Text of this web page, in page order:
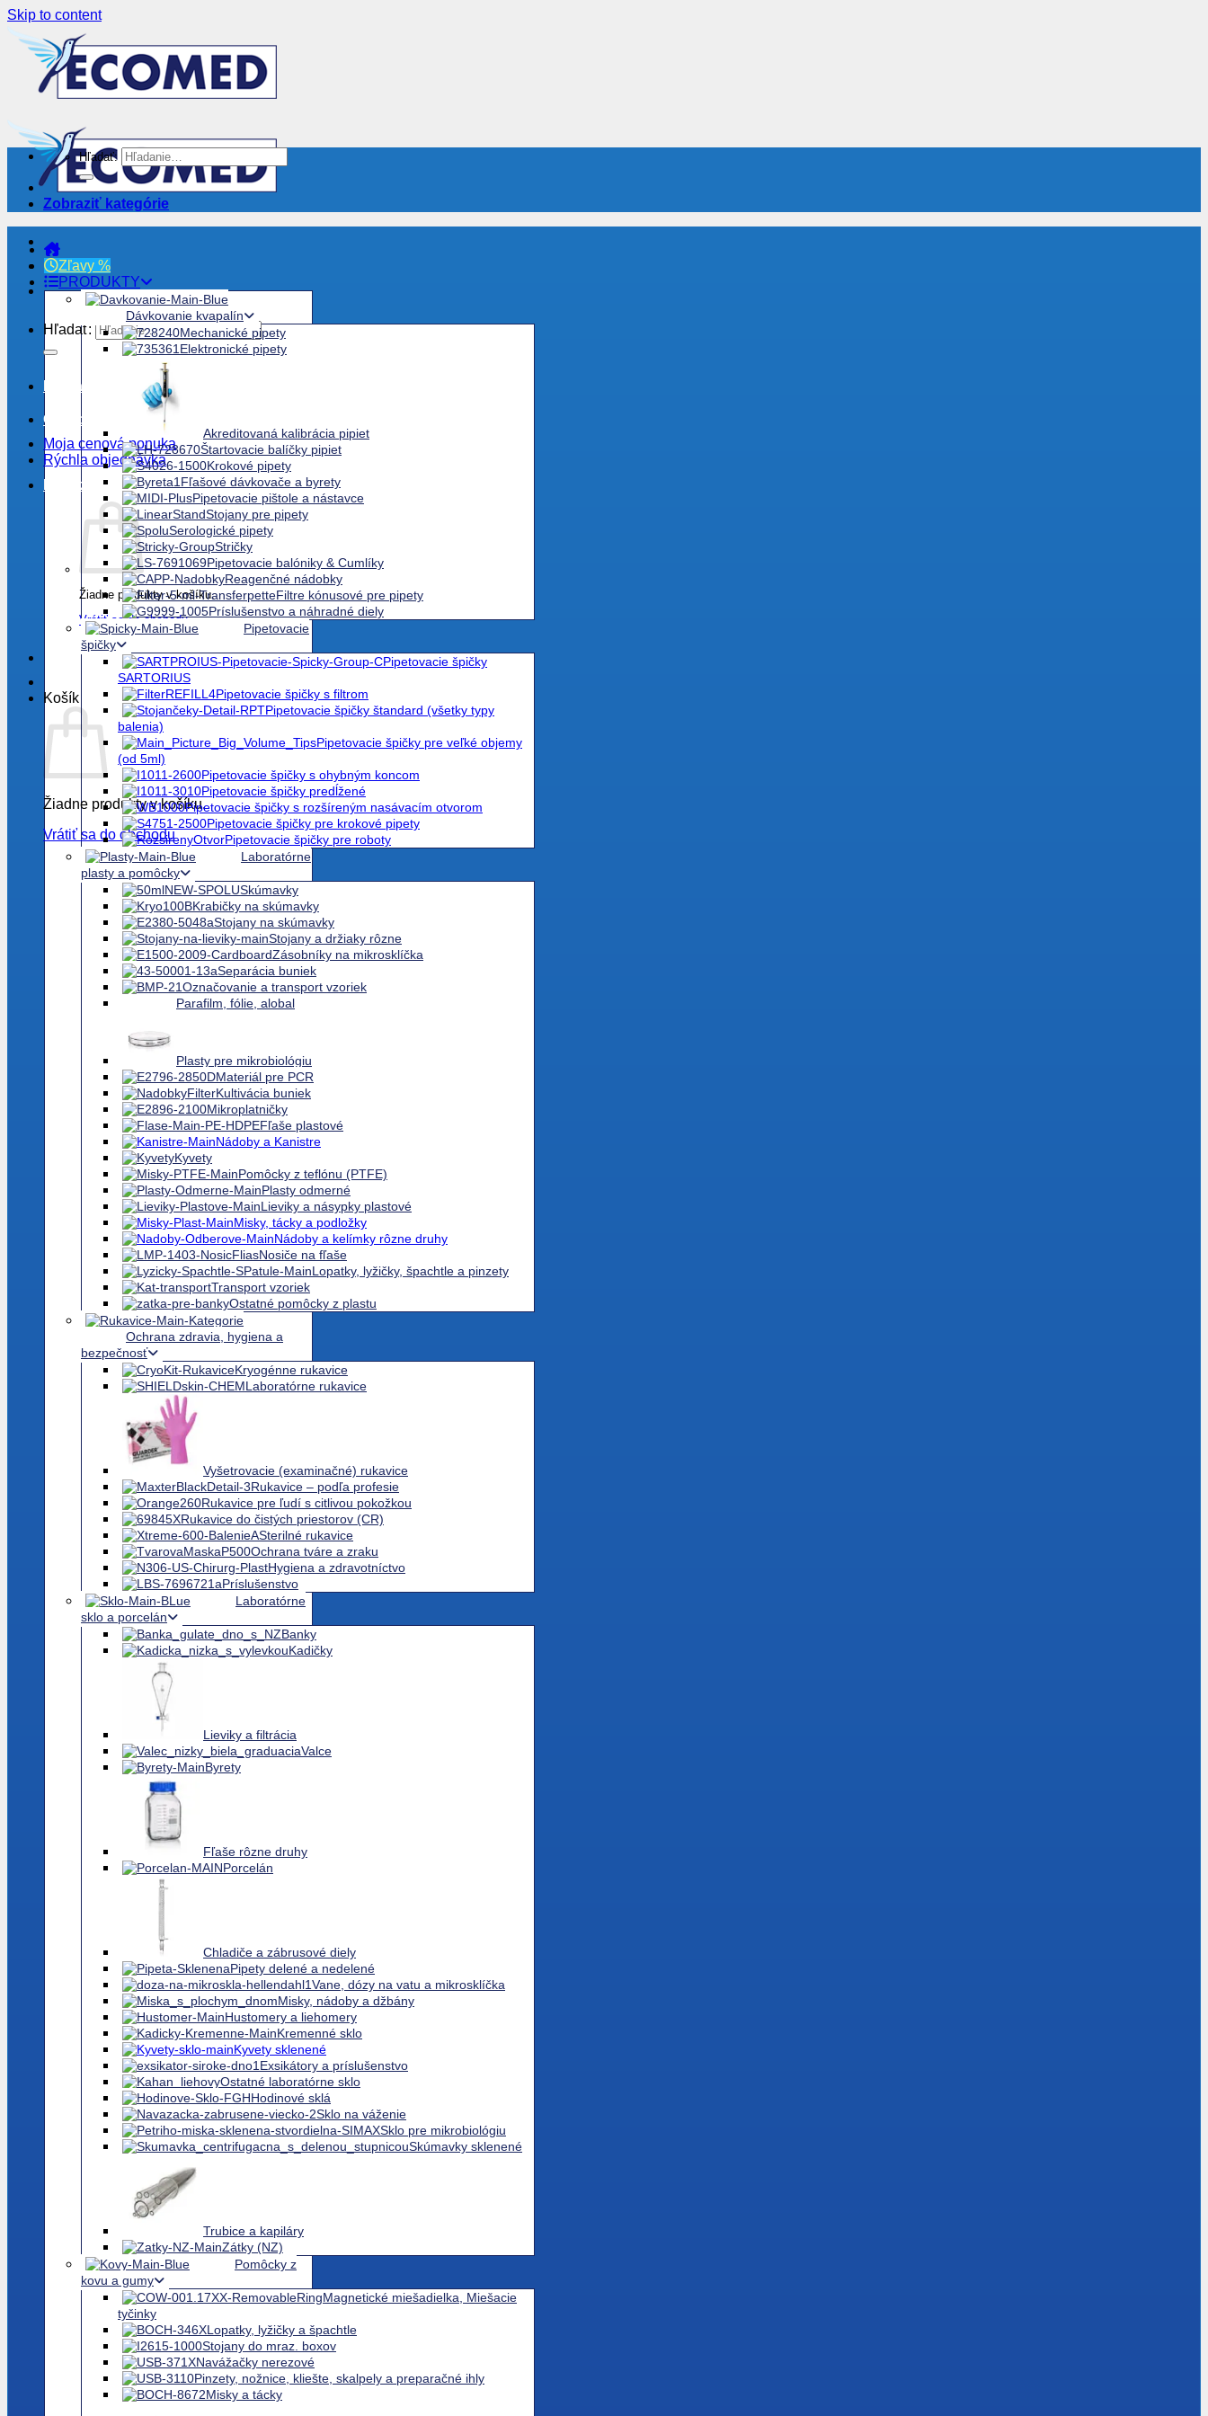
Skip to content
Hľadať:
Prihlásenie / Registrovať sa
Obľúbené položky
Moja cenová ponuka
Rýchla objednávka
Košík /
0.00 €
Žiadne produkty v košíku.
Vrátiť sa do obchodu
Košík
Žiadne produkty v košíku.
Vrátiť sa do obchodu
Hľadať:
Zobraziť kategórie
Zľavy %
PRODUKTY
Dávkovanie kvapalín
Mechanické pipety
Elektronické pipety
Akreditovaná kalibrácia pipiet
Štartovacie balíčky pipiet
Krokové pipety
Fľašové dávkovače a byrety
Pipetovacie pištole a nástavce
Stojany pre pipety
Serologické pipety
Stričky
Pipetovacie balóniky & Cumlíky
Reagenčné nádobky
Filtre kónusové pre pipety
Príslušenstvo a náhradné diely
Pipetovacie
špičky
Pipetovacie špičky
SARTORIUS
Pipetovacie špičky s filtrom
Pipetovacie špičky štandard (všetky typy
balenia)
Pipetovacie špičky pre veľké objemy
(od 5ml)
Pipetovacie špičky s ohybným koncom
Pipetovacie špičky predĺžené
Pipetovacie špičky s rozšíreným nasávacím otvorom
Pipetovacie špičky pre krokové pipety
Pipetovacie špičky pre roboty
Laboratórne
plasty a pomôcky
Skúmavky
Krabičky na skúmavky
Stojany na skúmavky
Stojany a držiaky rôzne
Zásobníky na mikrosklíčka
Separácia buniek
Označovanie a transport vzoriek
Plasty pre mikrobiológiu
Materiál pre PCR
Kultivácia buniek
Mikroplatničky
Fľaše plastové
Nádoby a Kanistre
Kyvety
Pomôcky z teflónu (PTFE)
Plasty odmerné
Lieviky a násypky plastové
Misky, tácky a podložky
Nádoby a kelímky rôzne druhy
Nosiče na fľaše
Lopatky, lyžičky, špachtle a pinzety
Transport vzoriek
Ostatné pomôcky z plastu
Ochrana zdravia, hygiena a
bezpečnosť
Vyšetrovacie (examinačné) rukavice
Rukavice – podľa profesie
Rukavice pre ľudí s citlivou pokožkou
Rukavice do čistých priestorov (CR)
Sterilné rukavice
Ochrana tváre a zraku
Hygiena a zdravotníctvo
Príslušenstvo
Laboratórne
sklo a porcelán
Lieviky a filtrácia
Chladiče a zábrusové diely
Pipety delené a nedelené
Vane, dózy na vatu a mikrosklíčka
Misky, nádoby a džbány
Hustomery a liehomery
Kremenné sklo
Kyvety sklenené
Exsikátory a príslušenstvo
Ostatné laboratórne sklo
Hodinové sklá
Sklo na váženie
Trubice a kapiláry
Zátky (NZ)
Pomôcky z
kovu a gumy
Magnetické miešadielka, Miešacie
tyčinky
Lopatky, lyžičky a špachtle
Stojany do mraz. boxov
Navážačky nerezové